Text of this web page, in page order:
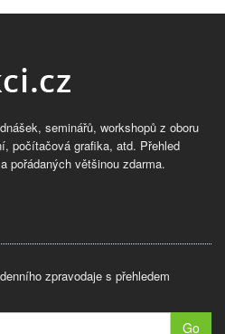
seminářů, workshopů z oboru
počítačová grafika, atd. Přehled
pořádaných většinou zdarma.
zpravodaje s přehledem
Go